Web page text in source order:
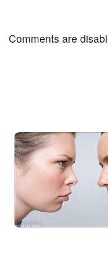
Comments are